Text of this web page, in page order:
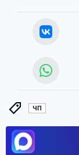
ЧП